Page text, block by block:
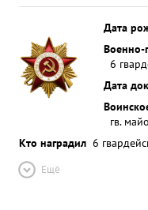
Дата
Военно-
6
Дата
гв.
Кто наградил 6
Ещё